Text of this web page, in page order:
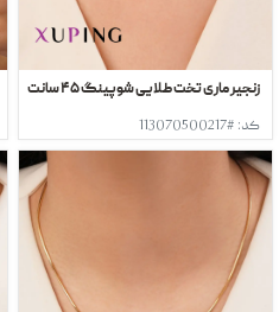
زنجیر ماری تخت طلایی شوپینگ ۴۵ سانت
کد: #113070500217